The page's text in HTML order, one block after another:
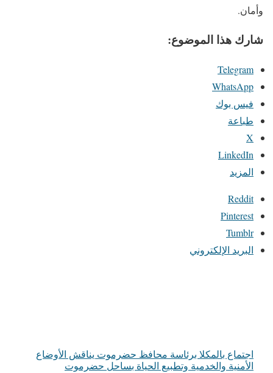
وأمان.
شارك هذا الموضوع:
Telegram
WhatsApp
فيس بوك
طباعة
X
LinkedIn
المزيد
Reddit
Pinterest
Tumblr
البريد الإلكتروني
اجتماع بالمكلا برئاسة محافظ حضرموت يناقش الأوضاع
الأمنية والخدمية وتطبيع الحياة بساحل حضرموت